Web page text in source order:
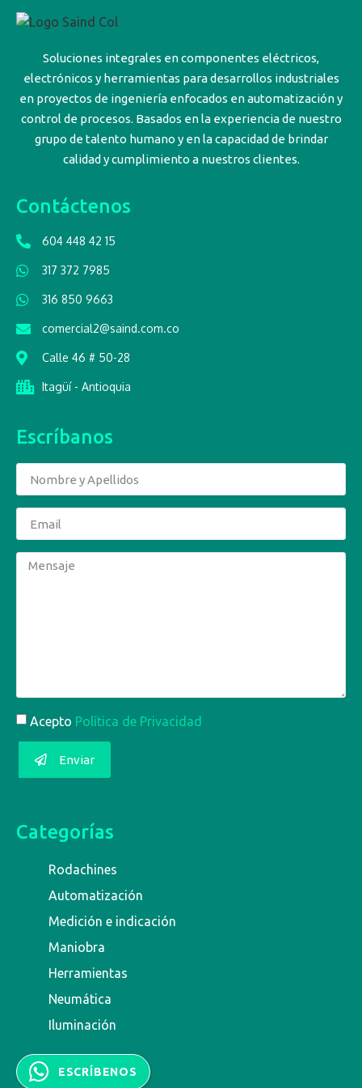
Soluciones integrales en componentes eléctricos,
electrónicos y herramientas para desarrollos industriales
en proyectos de ingeniería enfocados en automatización y
control de procesos. Basados en la experiencia de nuestro
grupo de talento humano y en la capacidad de brindar
calidad y cumplimiento a nuestros clientes.
Contáctenos
604 448 42 15
317 372 7985
316 850 9663
comercial2@saind.com.co
Calle 46 # 50-28
Itagüí - Antioquia
Escríbanos
Acepto Política de Privacidad
Enviar
Categorías
Rodachines
Automatización
Medición e indicación
Maniobra
Herramientas
Neumática
Iluminación
ESCRÍBENOS